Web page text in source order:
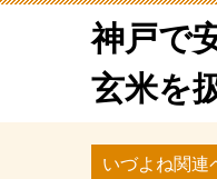
神戸で
玄米を
いづよね関連